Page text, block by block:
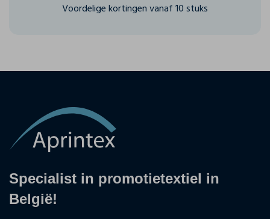
Voordelige kortingen vanaf 10 stuks
Specialist in promotietextiel in
België!